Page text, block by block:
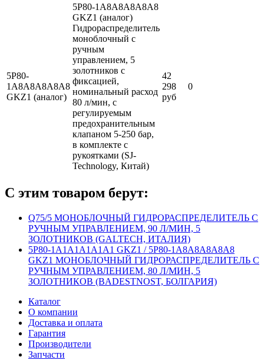
5P80-
1A8A8A8А8A8
GKZ1 (аналог)
5P80-1A8A8A8А8A8
GKZ1 (аналог)
Гидрораспределитель
моноблочный с
ручным
управлением, 5
золотников с
фиксацией,
номинальный расход
80 л/мин, с
регулируемым
предохранительным
клапаном 5-250 бар,
в комплекте с
рукоятками (SJ-
Technology, Китай)
42
298
руб
0
С этим товаром берут:
Q75/5 МОНОБЛОЧНЫЙ ГИДРОРАСПРЕДЕЛИТЕЛЬ С
РУЧНЫМ УПРАВЛЕНИЕМ, 90 Л/МИН, 5
ЗОЛОТНИКОВ (GALTECH, ИТАЛИЯ)
5P80-1A1A1A1А1A1 GKZ1 / 5P80-1A8A8A8А8A8
GKZ1 МОНОБЛОЧНЫЙ ГИДРОРАСПРЕДЕЛИТЕЛЬ С
РУЧНЫМ УПРАВЛЕНИЕМ, 80 Л/МИН, 5
ЗОЛОТНИКОВ (BADESTNOST, БОЛГАРИЯ)
Каталог
О компании
Доставка и оплата
Гарантия
Производители
Запчасти